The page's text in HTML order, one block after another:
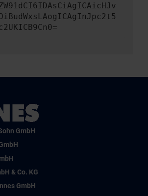
GmbH
& Co. KG
GmbH